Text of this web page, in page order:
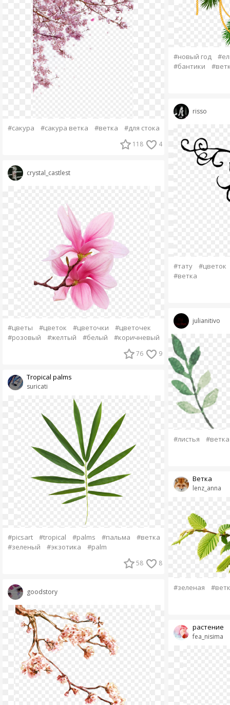
#сакура #сакура ветка #ветка #для стока
118 4
crystal_castlest
#цветы #цветок #цветочки
#цветочек
#розовый
#желтый #белый #коричневый
76 9
suricati
Tropical palms
#picsart #tropical #palms #пальма
#ветка
#зеленый
#экзотика #palm
58 8
goodstory
#новый год
#бантики
risso
#тату
#цветок
#ветка
julianitivo
#листья #ветка
lenz_anna
Ветка
#зеленая
fea_nisima
растение